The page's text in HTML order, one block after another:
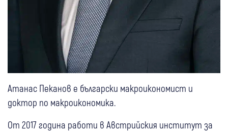
Атанас Пеканов е български макроикономист и
доктор по макроикономика.
От 2017 година работи в Австрийския институт за